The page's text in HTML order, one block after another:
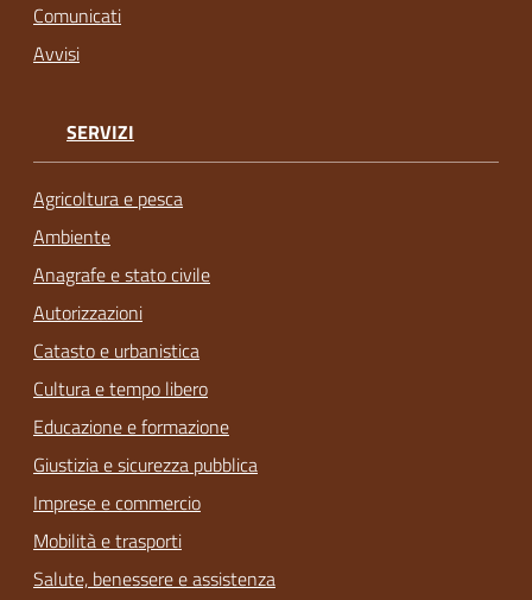
Comunicati
Avvisi
SERVIZI
Agricoltura e pesca
Ambiente
Anagrafe e stato civile
Autorizzazioni
Catasto e urbanistica
Cultura e tempo libero
Educazione e formazione
Giustizia e sicurezza pubblica
Imprese e commercio
Mobilità e trasporti
Salute, benessere e assistenza